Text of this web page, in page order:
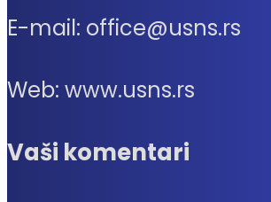
E-mail: office@usns.rs
Web: www.usns.rs
Vaši komentari